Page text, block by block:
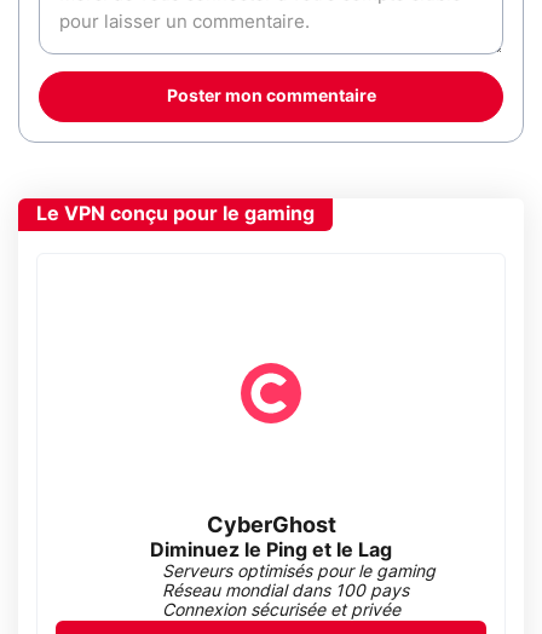
Poster mon commentaire
Le VPN conçu pour le gaming
CyberGhost
Diminuez le Ping et le Lag
Serveurs optimisés pour le gaming
Réseau mondial dans 100 pays
Connexion sécurisée et privée